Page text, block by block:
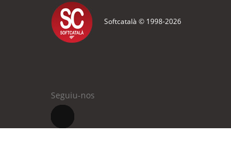
Softcatalà © 1998-2026
Seguiu-nos